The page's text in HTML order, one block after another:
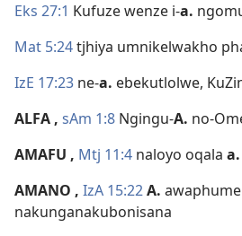
Eks 27:1 Kufuze wenze i-a.
Mat 5:24tjhiya umnikelwakho
IzE 17:23 ne-a. ebekutlolwe,
ALFA , sAm 1:8 Ngingu-A. no-
AMAFU , Mtj 11:4 naloyo oqala a.
AMANO , IzA 15:22A.
nakunganakubonisana